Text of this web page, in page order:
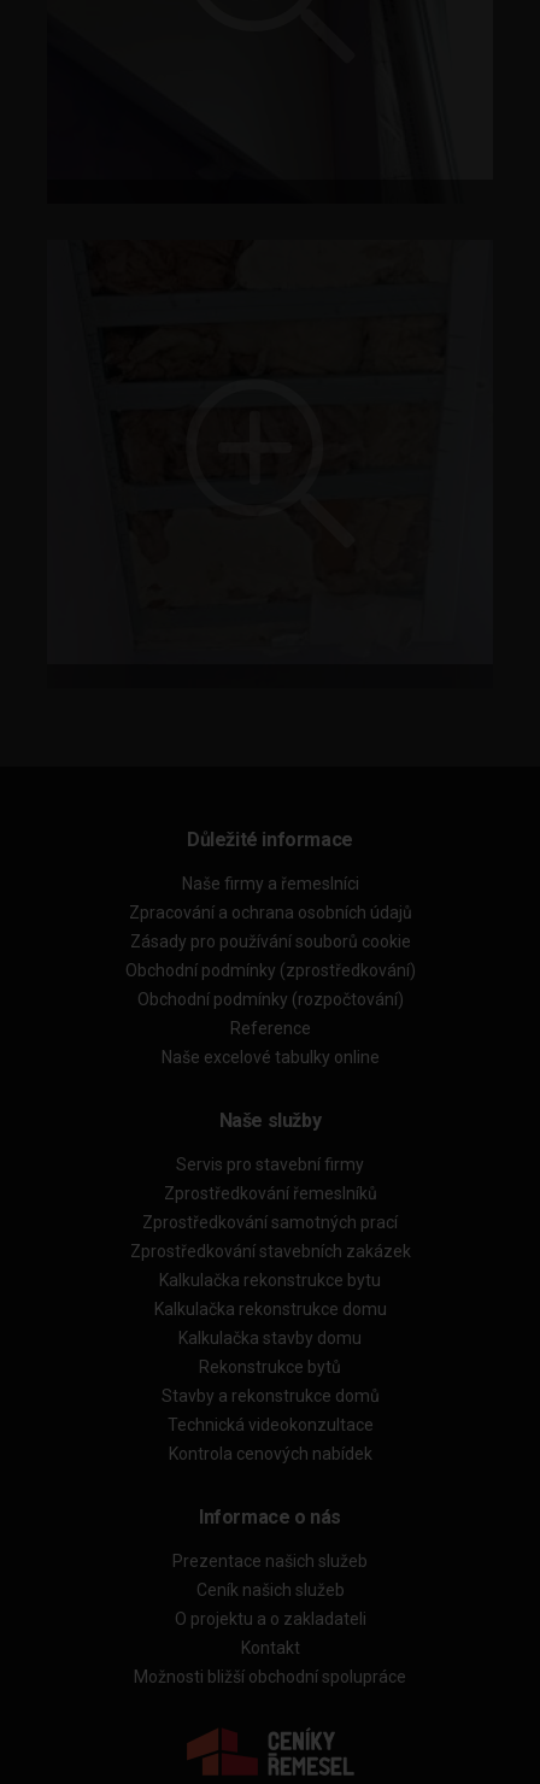
Důležité informace
Naše firmy a řemeslníci
Zpracování a ochrana osobních údajů
Zásady pro používání souborů cookie
Obchodní podmínky (zprostředkování)
Obchodní podmínky (rozpočtování)
Reference
Naše excelové tabulky online
Naše služby
Servis pro stavební firmy
Zprostředkování řemeslníků
Zprostředkování samotných prací
Zprostředkování stavebních zakázek
Kalkulačka rekonstrukce bytu
Kalkulačka rekonstrukce domu
Kalkulačka stavby domu
Rekonstrukce bytů
Stavby a rekonstrukce domů
Technická videokonzultace
Kontrola cenových nabídek
Informace o nás
Prezentace našich služeb
Ceník našich služeb
O projektu a o zakladateli
Kontakt
Možnosti bližší obchodní spolupráce